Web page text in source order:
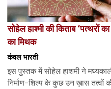
सोहेल हाश्मी की किताब ‘पत्थरों
का मिथक
कंवल भारती
इस पुस्तक में सोहेल हाशमी ने
निर्माण-शिल्प के कुछ उन ख़ास तत्वों